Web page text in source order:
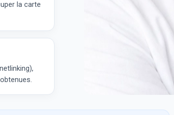
la carte
netlinking),